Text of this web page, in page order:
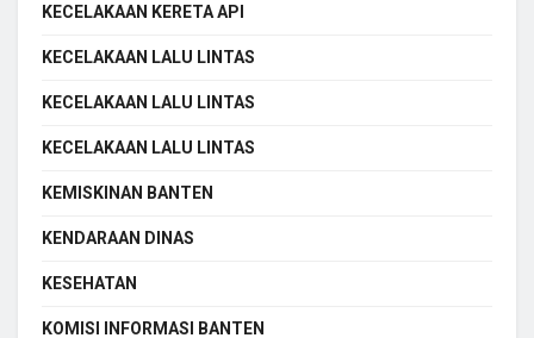
KECELAKAAN KERETA API
KECELAKAAN LALU LINTAS
KECELAKAAN LALU LINTAS
KECELAKAAN LALU LINTAS
KEMISKINAN BANTEN
KENDARAAN DINAS
KESEHATAN
KOMISI INFORMASI BANTEN